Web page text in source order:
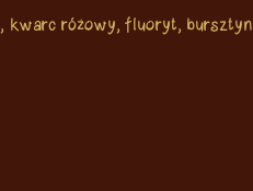
kwarc różowy, fluoryt, bursztyn